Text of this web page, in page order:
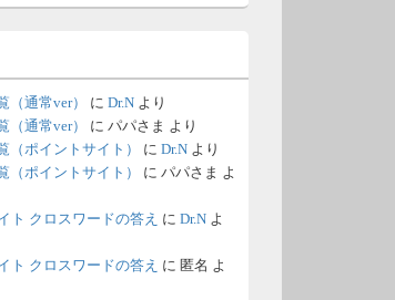
です。申し訳ござ
（Dr.N）
かないため、6月18
ます。申し訳あり
（Dr.N）
通常ver） に Dr.N より
通常ver）
に パパさま より
（ポイントサイト）
に Dr.N より
（ポイントサイト）
に パパさま よ
ト クロスワードの答え に Dr.N よ
ト クロスワードの答え に 匿名 よ